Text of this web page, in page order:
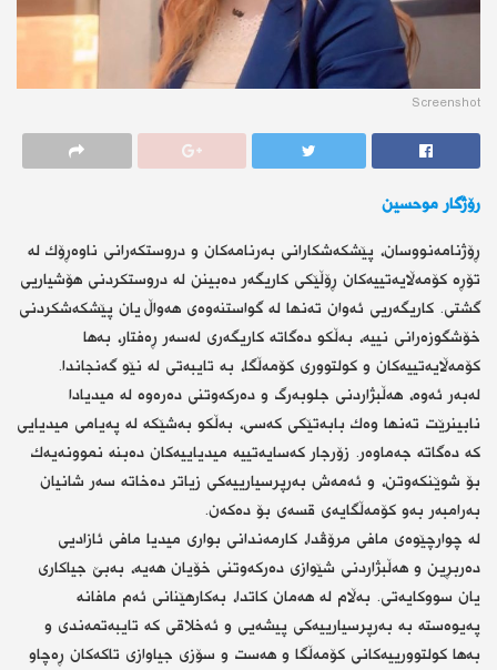
Screenshot
رۆژگار موحسین
ڕۆژنامەنووسان، پێشكەشكارانی بەرنامەكان و دروستكەرانی ناوەڕۆك لە
تۆڕە كۆمەڵایەتییەكان ڕۆڵێكی كاریگەر دەبینن لە دروستكردنی هۆشیاریی
گشتی. كاریگەریی ئەوان تەنها لە گواستنەوەی هەواڵ یان پێشكەشكردنی
خۆشگوزەرانی نییە، بەڵكو دەگاتە كاریگەری لەسەر ڕەفتار، بەها
كۆمەڵایەتییەكان و كولتووری كۆمەڵگا، بە تایبەتی لە نێو گەنجاندا.
لەبەر ئەوە، هەڵبژاردنی جلوبەرگ و دەركەوتنی دەرەوە لە میدیادا
نابینرێت تەنها وەك بابەتێكی كەسی، بەڵكو بەشێكە لە پەیامی میدیایی
كە دەگاتە جەماوەر. زۆرجار كەسایەتییە میدیاییەكان دەبنە نموونەیەك
بۆ شوێنكەوتن، و ئەمەش بەرپرسیارییەكی زیاتر دەخاتە سەر شانیان
بەرامبەر بەو كۆمەڵگایەی قسەی بۆ دەكەن.
لە چوارچێوەی مافی مرۆڤدا، كارمەندانی بواری میدیا مافی ئازادیی
دەربڕین و هەڵبژاردنی شێوازی دەركەوتنی خۆیان هەیە، بەبێ جیاكاری
یان سووكایەتی. بەڵام لە هەمان كاتدا، بەكارهێنانی ئەم مافانە
پەیوەستە بە بەرپرسیارییەكی پیشەیی و ئەخلاقی كە تایبەتمەندی و
بەها كولتوورییەكانی كۆمەڵگا و هەست و سۆزی جیاوازی تاكەكان ڕەچاو